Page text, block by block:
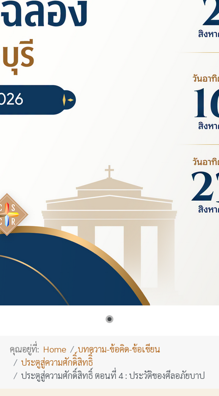
คุณอยู่ที่: Home
บทความ-ข้อคิด-ข้อเขียน
ประตูสู่ความศักดิิ์สิทธิิ์
ประตูสู่ความศักดิ์สิทธิ์ ตอนที่ 4 : ประวัติของศีลอภัยบาป